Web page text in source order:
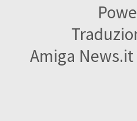
Amiga